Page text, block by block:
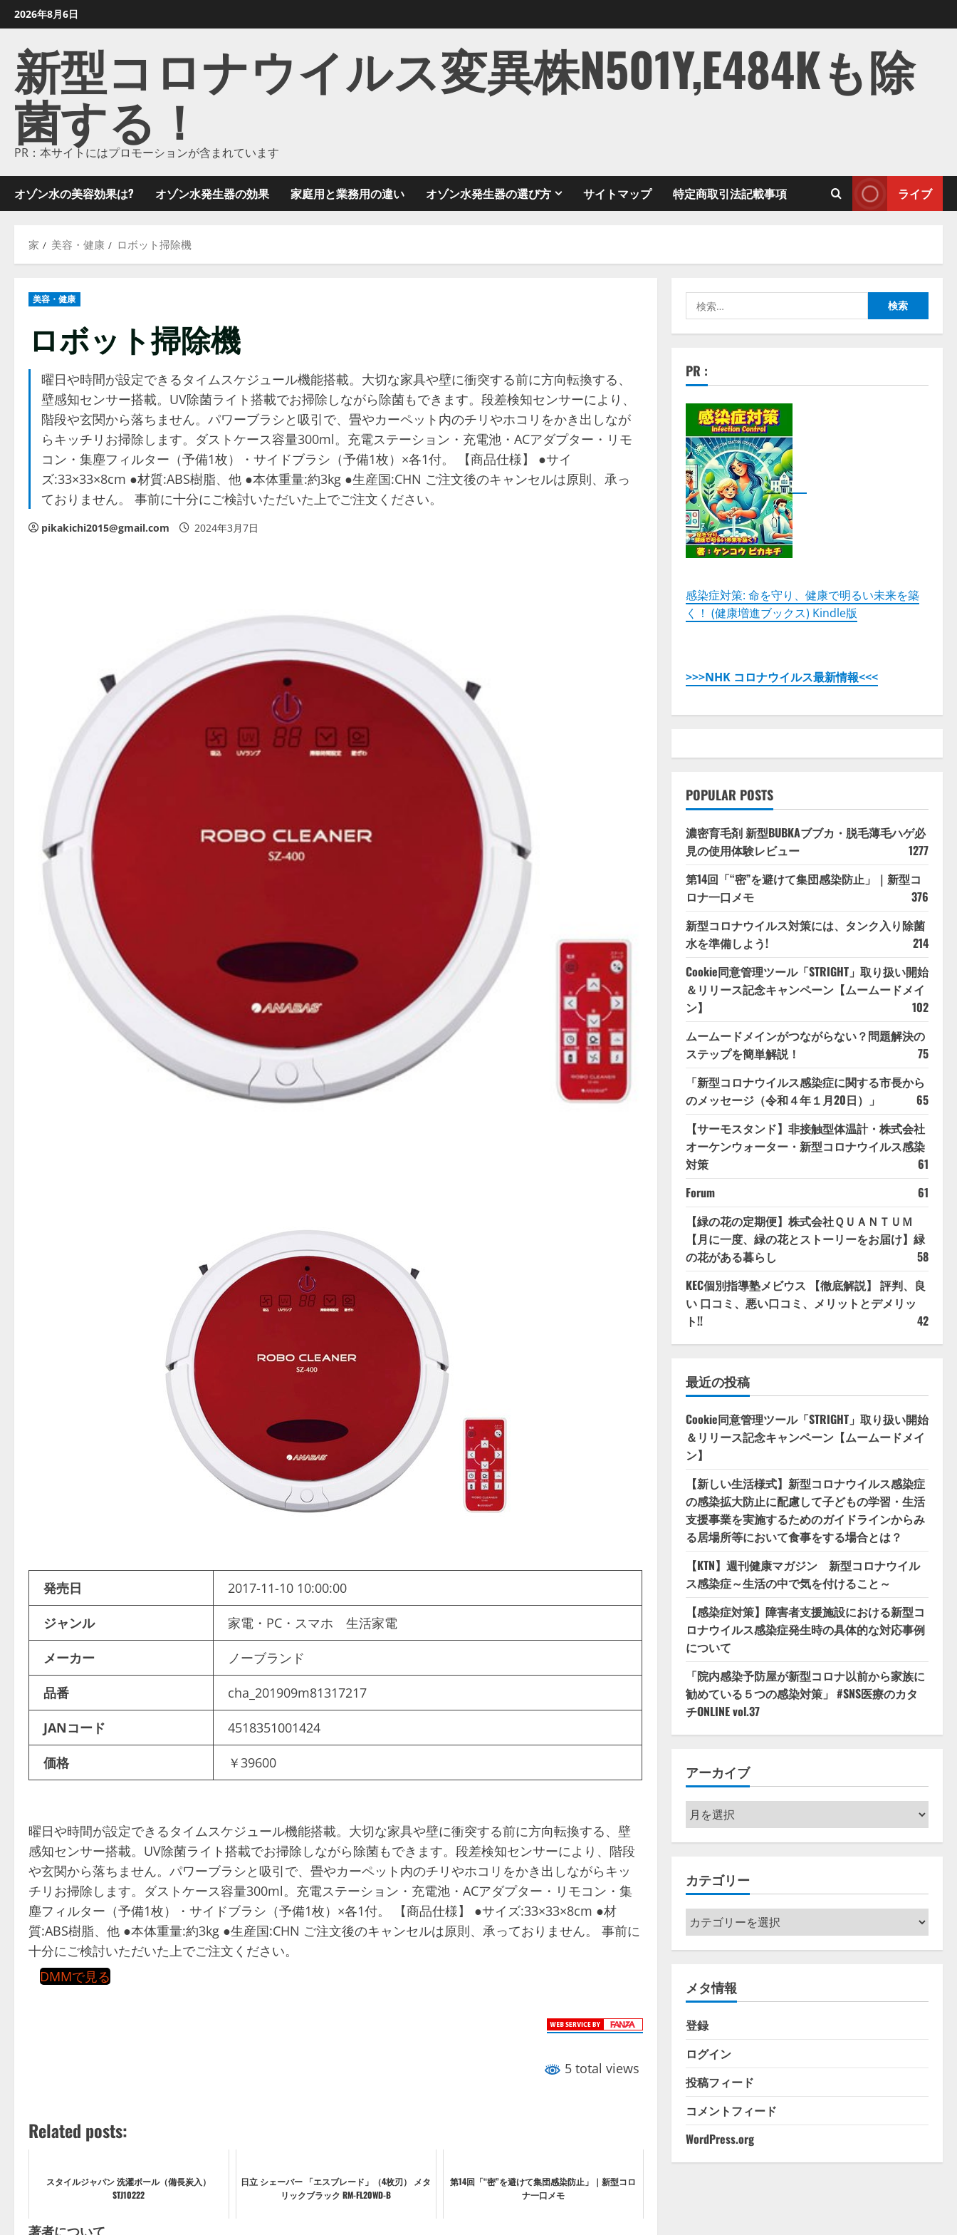
ン
2026年8月6日
新型コロナウイルス変異株N501Y,E484Kも除
菌する！
PR：本サイトにはプロモーションが含まれています
オゾン水の美容効果は? オゾン水発生器の効果 家庭用と業務用の違い オゾン水発生器の選び方 サイトマップ 特定商取引法記載事項 ライブ
家 美容・健康 ロボット掃除機
美容・健康
ロボット掃除機
曜日や時間が設定できるタイムスケジュール機能搭載。大切な家具や壁に衝突する前に方向転換する、
壁感知センサー搭載。UV除菌ライト搭載でお掃除しながら除菌もできます。段差検知センサーにより、
階段や玄関から落ちません。パワーブラシと吸引で、畳やカーペット内のチリやホコリをかき出しなが
らキッチリお掃除します。ダストケース容量300ml。充電ステーション・充電池・ACアダプター・リモ
コン・集塵フィルター（予備1枚）・サイドブラシ（予備1枚）×各1付。 【商品仕様】 ●サイ
ズ:33×33×8cm ●材質:ABS樹脂、他 ●本体重量:約3kg ●生産国:CHN ご注文後のキャンセルは原則、承っ
ておりません。 事前に十分にご検討いただいた上でご注文ください。
pikakichi2015@gmail.com 2024年3月7日
発売日 2017-11-10 10:00:00
ジャンル 家電・PC・スマホ 生活家電
メーカー ノーブランド
品番 cha_201909m81317217
JANコード 4518351001424
価格 ￥39600
曜日や時間が設定できるタイムスケジュール機能搭載。大切な家具や壁に衝突する前に方向転換する、壁
感知センサー搭載。UV除菌ライト搭載でお掃除しながら除菌もできます。段差検知センサーにより、階段
や玄関から落ちません。パワーブラシと吸引で、畳やカーペット内のチリやホコリをかき出しながらキッ
チリお掃除します。ダストケース容量300ml。充電ステーション・充電池・ACアダプター・リモコン・集
塵フィルター（予備1枚）・サイドブラシ（予備1枚）×各1付。 【商品仕様】 ●サイズ:33×33×8cm ●材
質:ABS樹脂、他 ●本体重量:約3kg ●生産国:CHN ご注文後のキャンセルは原則、承っておりません。 事前に
十分にご検討いただいた上でご注文ください。
DMMで見る
5 total views
Related posts:
スタイルジャパン 洗濯ボール（備長炭入）
STJ10222
日立 シェーバー 「エスブレード」（4枚刃） メタ
リックブラック RM-FL20WD-B
第14回「“密”を避けて集団感染防止」｜新型コロ
ナ一口メモ
著者について
索:
PR :
感染症対策: 命を守り、健康で明るい未来を築
く！ (健康増進ブックス) Kindle版
>>>NHK コロナウイルス最新情報<<<
POPULAR POSTS
濃密育毛剤 新型BUBKAブブカ・脱毛薄毛ハゲ必
見の使用体験レビュー
1277
第14回「“密”を避けて集団感染防止」｜新型コ
ロナ一口メモ
376
新型コロナウイルス対策には、タンク入り除菌
水を準備しよう!
214
Cookie同意管理ツール「STRIGHT」取り扱い開始
＆リリース記念キャンペーン【ムームードメイ
ン】
102
ムームードメインがつながらない？問題解決の
ステップを簡単解説！
75
「新型コロナウイルス感染症に関する市長から
のメッセージ（令和４年１月20日）」
65
【サーモスタンド】非接触型体温計・株式会社
オーケンウォーター・新型コロナウイルス感染
対策
61
Forum
61
【緑の花の定期便】株式会社ＱＵＡＮＴＵＭ
【月に一度、緑の花とストーリーをお届け】緑
の花がある暮らし
58
KEC個別指導塾メビウス 【徹底解説】 評判、良
い 口コミ、悪い口コミ、メリットとデメリッ
ト!!
42
最近の投稿
Cookie同意管理ツール「STRIGHT」取り扱い開始
＆リリース記念キャンペーン【ムームードメイ
ン】
【新しい生活様式】新型コロナウイルス感染症
の感染拡大防止に配慮して子どもの学習・生活
支援事業を実施するためのガイドラインからみ
る居場所等において食事をする場合とは？
【KTN】週刊健康マガジン 新型コロナウイル
ス感染症～生活の中で気を付けること～
【感染症対策】障害者支援施設における新型コ
ロナウイルス感染症発生時の具体的な対応事例
について
「院内感染予防屋が新型コロナ以前から家族に
勧めている５つの感染対策」 #SNS医療のカタ
チONLINE vol.37
アーカイブ
ア
ー
カ
ブ
カテゴリー
カ
テ
ゴ
ー
メタ情報
登録
ログイン
投稿フィード
コメントフィード
WordPress.org